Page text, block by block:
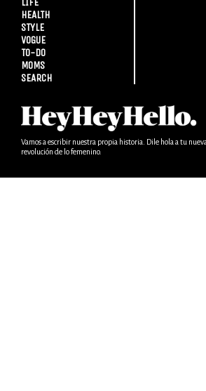
HEALTH
STYLE
VOGUE
TO-DO
MOMS
SEARCH
Vamos a escribir nuestra propia historia. Dile hola a tu
revolución de lo femenino.